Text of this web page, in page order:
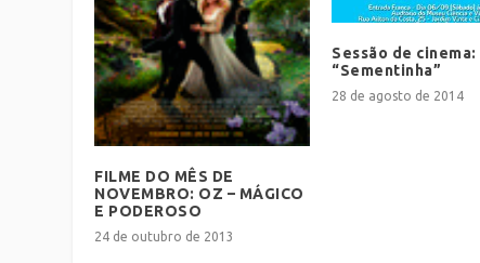
FILME DO MÊS DE
NOVEMBRO: OZ – MÁGICO
E PODEROSO
24 de outubro de 2013
Sessão de cinema:
“Sementinha”
28 de agosto de 2014